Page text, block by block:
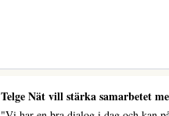
Telge Nät vill stärka samarbetet